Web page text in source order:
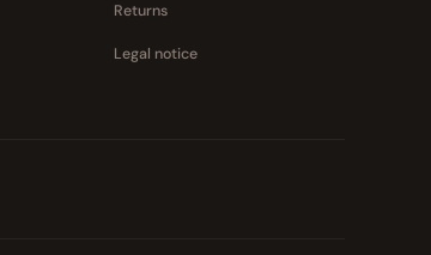
Returns
Legal notice